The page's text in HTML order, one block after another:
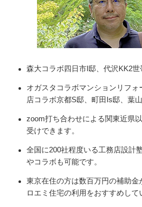
森大コラボ四日市I邸、代沢KK2世
オガスタコラボマンションリフォ
店コラボ京都S邸、町田Is邸、葉
zoom打ち合わせによる関東近県
受けできます。
全国に200社程度いる工務店設計
やコラボも可能です。
東京在住の方は数百万円の補助金
ロエミ住宅の利用をおすすめして